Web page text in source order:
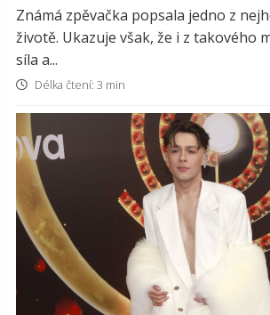
Známá zpěvačka popsala jedno z
životě. Ukazuje však, že i z takového
síla a...
Délka čtení: 3 min